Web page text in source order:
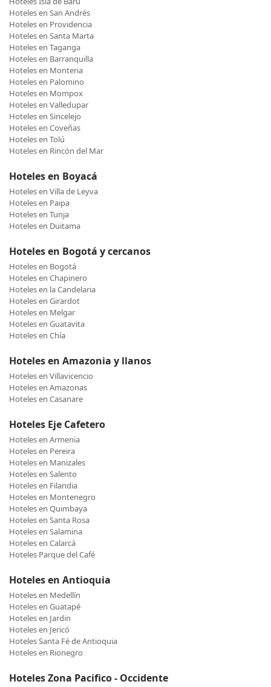
Hoteles en San Andrés
Hoteles en Providencia
Hoteles en Santa Marta
Hoteles en Taganga
Hoteles en Barranquilla
Hoteles en Monteria
Hoteles en Palomino
Hoteles en Mompox
Hoteles en Valledupar
Hoteles en Sincelejo
Hoteles en Coveñas
Hoteles en Tolú
Hoteles en Rincón del Mar
Hoteles en Boyacá
Hoteles en Villa de Leyva
Hoteles en Paipa
Hoteles en Tunja
Hoteles en Duitama
Hoteles en Bogotá y cercanos
Hoteles en Bogotá
Hoteles en Chapinero
Hoteles en la Candelaria
Hoteles en Girardot
Hoteles en Melgar
Hoteles en Guatavita
Hoteles en Chía
Hoteles en Amazonia y llanos
Hoteles en Villavicencio
Hoteles en Amazonas
Hoteles en Casanare
Hoteles Eje Cafetero
Hoteles en Armenia
Hoteles en Pereira
Hoteles en Manizales
Hoteles en Salento
Hoteles en Filandia
Hoteles en Montenegro
Hoteles en Quimbaya
Hoteles en Santa Rosa
Hoteles en Salamina
Hoteles en Calarcá
Hoteles Parque del Café
Hoteles en Antioquia
Hoteles en Medellín
Hoteles en Guatapé
Hoteles en Jardin
Hoteles en Jericó
Hoteles Santa Fé de Antioquia
Hoteles en Rionegro
Hoteles Zona Pacifico - Occidente